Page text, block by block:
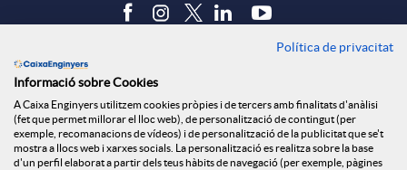
S
o
c
i
a
l
Política de cookies
Avís legal
Seguretat Online
Política de privacitat
Informació sobre Cookies
A Caixa Enginyers utilitzem cookies pròpies i de tercers amb finalitats d'anàlisi
(fet que permet millorar el lloc web), de personalització de contingut (per
exemple, recomanacions de vídeos) i de personalització de la publicitat que se't
mostra a llocs web i xarxes socials. La personalització es realitza sobre la base
d'un perfil elaborat a partir dels teus hàbits de navegació (per exemple, pàgines